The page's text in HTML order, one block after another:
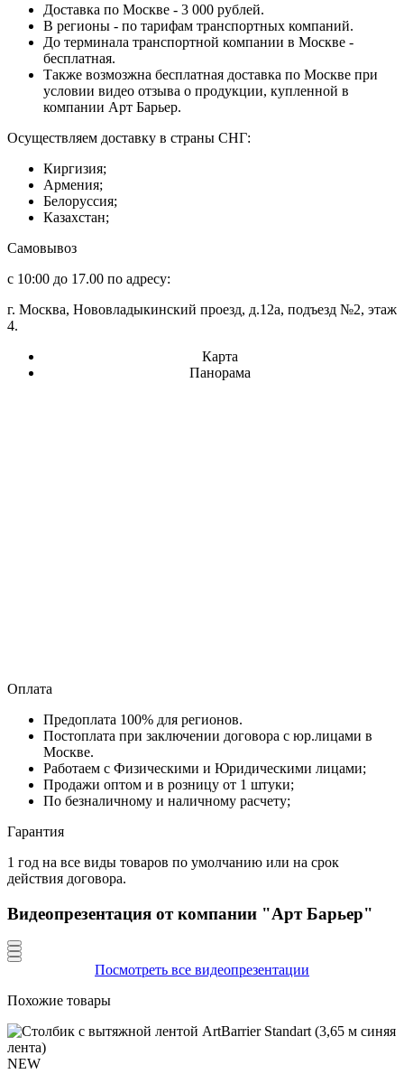
Доставка по Москве - 3 000 рублей.
В регионы - по тарифам транспортных компаний.
До терминала транспортной компании в Москве -
бесплатная.
Также возмозжна бесплатная доставка по Москве при
условии видео отзыва о продукции, купленной в
компании Арт Барьер.
Осуществляем доставку в страны СНГ:
Киргизия;
Армения;
Белоруссия;
Казахстан;
Самовывоз
с 10:00 до 17.00 по адресу:
г. Москва, Нововладыкинский проезд, д.12а, подъезд №2, этаж
4.
Карта
Панорама
Оплата
Предоплата 100% для регионов.
Постоплата при заключении договора с юр.лицами в
Москве.
Работаем с Физическими и Юридическими лицами;
Продажи оптом и в розницу от 1 штуки;
По безналичному и наличному расчету;
Гарантия
1 год на все виды товаров по умолчанию или на срок
действия договора.
Видеопрезентация от компании "Арт Барьер"
Посмотреть все видеопрезентации
Похожие товары
NEW